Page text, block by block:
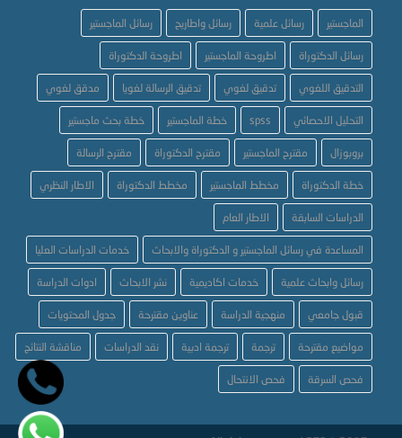
الماجستير رسائل علمية رسائل واطاريح رسائل الماجستير
رسائل الدكتوراة اطروحة الماجستير اطروحة الدكتوراة
التدقيق اللغوي تدقيق لغوي تدقيق الرسالة لغويا مدقق لغوي
التحليل الاحصائي spss خطة الماجستير خطة بحث ماجستير
بروبوزال مقترح الماجستير مقترح الدكتوراة مقترح الرسالة
خطة الدكتوراة مخطط الماجستير مخطط الدكتوراة الاطار النظري
الدراسات السابقة الاطار العام
المساعدة في رسائل الماجستير و الدكتوراة والابحاث خدمات الدراسات العليا
رسائل وابحاث علمية خدمات اكاديمية نشر الابحاث ادوات الدراسة
قبول جامعي منهجية الدراسة عناوين مقترحة جدول المحتويات
مواضيع مقترحة ترجمة ترجمة ادبية نقد الدراسات مناقشة النتائج
فحص السرقة فحص الانتحال